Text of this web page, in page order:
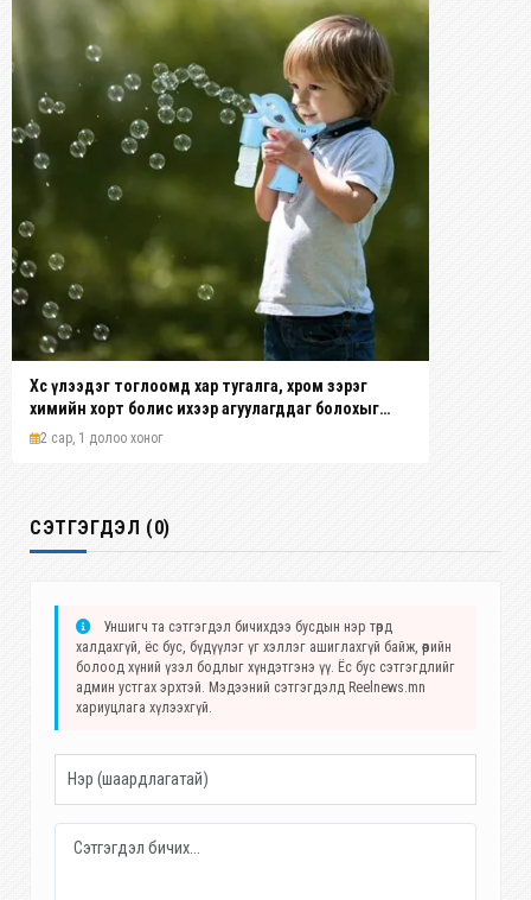
Хөөс үлээдэг тоглоомд хар тугалга, хром зэрэг
химийн хорт болис ихээр агуулагддаг болохыг
НЭМҮТ-ээс баталжээ
2 сар, 1 долоо хоног
СЭТГЭГДЭЛ (0)
Уншигч та сэтгэгдэл бичихдээ бусдын нэр төрд
халдахгүй, ёс бус, бүдүүлэг үг хэллэг ашиглахгүй байж, өөрийн
болоод хүний үзэл бодлыг хүндэтгэнэ үү. Ёс бус сэтгэгдлийг
админ устгах эрхтэй. Мэдээний сэтгэгдэлд Reelnews.mn
хариуцлага хүлээхгүй.